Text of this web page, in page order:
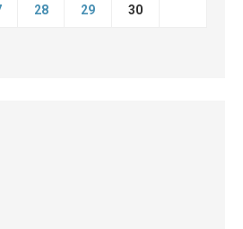
28 29 30